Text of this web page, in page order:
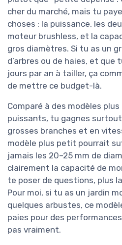
cher du marché, mais tu
choses : la puissance, les
moteur brushless, et la
gros diamètres. Si tu as un
d’arbres ou de haies, et que
jours par an à tailler, ça
de mettre ce budget-là.
Comparé à des modèles
puissants, tu gagnes
grosses branches et en
modèle plus petit pourrait
jamais les 20–25 mm de
clairement la capacité de
te poser de questions, plus
Pour moi, si tu as un jardin
quelques arbustes, ce
paies pour des
pas vraiment.